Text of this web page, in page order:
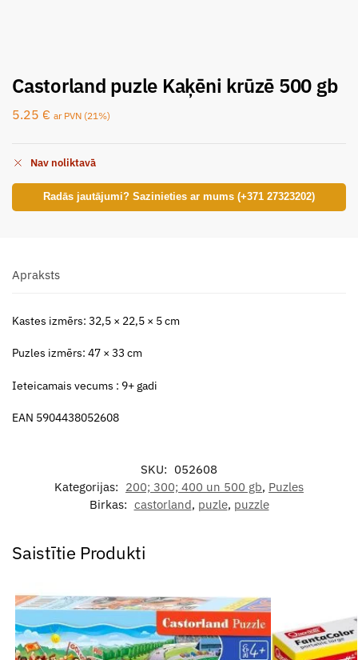
Castorland puzle Kaķēni krūzē 500 gb
5.25 € ar PVN (21%)
Nav noliktavā
Radās jautājumi? Sazinieties ar mums (+371 27323202)
Apraksts
Kastes izmērs: 32,5 × 22,5 × 5 cm
Puzles izmērs: 47 × 33 cm
Ieteicamais vecums : 9+ gadi
EAN 5904438052608
SKU: 052608
Kategorijas: 200; 300; 400 un 500 gb, Puzles
Birkas: castorland, puzle, puzzle
Saistītie Produkti